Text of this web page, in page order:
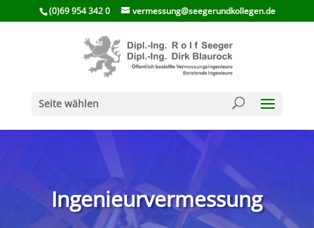
(0)69 954 342 0 vermessung@seegerundkollegen.de
Seite wählen
Ingenieur­ver­mes­sung